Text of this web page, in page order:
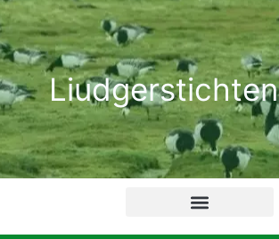
Ga
naar
de
inhoudLiudgerstichten